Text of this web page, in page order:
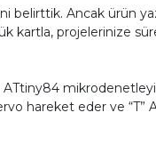
Ancak ürün
kartla, projelerinize
ATtiny84
hareket eder ve “T”